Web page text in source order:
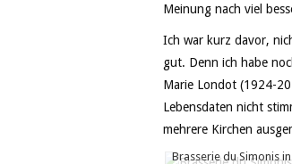
Meinung nach viel
Ich war kurz davor,
gut. Denn ich habe
Marie Londot (1924-
Lebensdaten nicht
mehrere Kirchen
Brasserie du Simonis